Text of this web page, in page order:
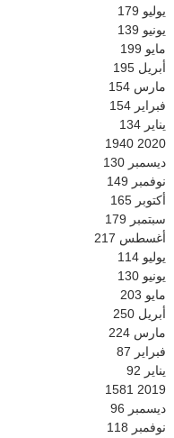
يوليو 179
يونيو 139
مايو 199
أبريل 195
مارس 154
فبراير 154
يناير 134
2020
1940
ديسمبر 130
نوفمبر 149
أكتوبر 165
سبتمبر 179
أغسطس 217
يوليو 114
يونيو 130
مايو 203
أبريل 250
مارس 224
فبراير 87
يناير 92
2019
1581
ديسمبر 96
نوفمبر 118